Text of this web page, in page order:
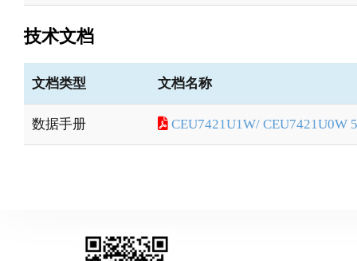
技术文档
文档类型 文档名称
数据手册 CEU7421U1W/